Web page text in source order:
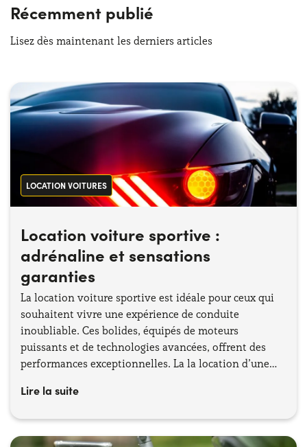
CHOISISSEZ UN PAYS
Besoin d'aide ? 0139280852
Récemment publié
Lisez dès maintenant les derniers articles
LOCATION VOITURES
Location voiture sportive :
adrénaline et sensations
garanties
La location voiture sportive est idéale pour ceux qui
souhaitent vivre une expérience de conduite
inoubliable. Ces bolides, équipés de moteurs
puissants et de technologies avancées, offrent des
performances exceptionnelles. La la location d’une
l’adrénaline au volant.
Lire la suite